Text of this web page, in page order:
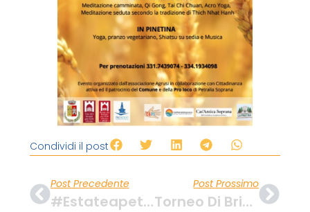
Condividi il post
Post Precedente
#estateapetraliasoprana
Post Prossimo
Torneo Di Briscola